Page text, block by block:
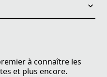
à connaître les
et plus encore.